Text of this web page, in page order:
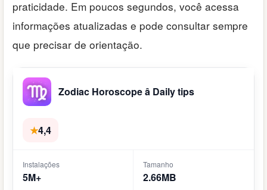
praticidade. Em poucos segundos, você acessa
informações atualizadas e pode consultar sempre
que precisar de orientação.
Zodiac Horoscope â Daily tips
★4,4
Instalações
5M+
Tamanho
2.66MB